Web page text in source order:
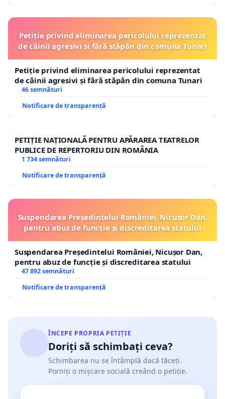
Petiție privind eliminarea pericolului reprezentat
de câinii agresivi și fără stăpân din comuna Tunari
Petiție privind eliminarea pericolului reprezentat
de câinii agresivi și fără stăpân din comuna Tunari
46 semnături
Notificare de transparență
PETIȚIE NAȚIONALĂ PENTRU APĂRAREA TEATRELOR
PUBLICE DE REPERTORIU DIN ROMÂNIA
1 734 semnături
Notificare de transparență
Suspendarea Președintelui României, Nicușor Dan,
pentru abuz de funcție și discreditarea statului
Suspendarea Președintelui României, Nicușor Dan,
pentru abuz de funcție și discreditarea statului
47 892 semnături
Notificare de transparență
ÎNCEPE PROPRIA PETIȚIE
Doriți să schimbați ceva?
Schimbarea nu se întâmplă dacă tăceți.
Porniți o mișcare socială creând o petiție.